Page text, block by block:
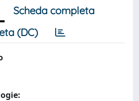
Scheda completa
(DC)